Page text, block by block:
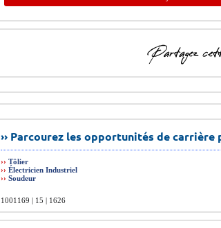
›› Parcourez les opportunités de
›› Tôlier
›› Électricien Industriel
›› Soudeur
1001169 | 15 | 1626